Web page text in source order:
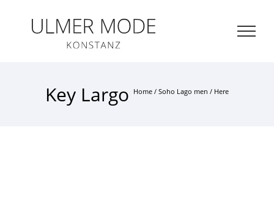
ZUM HAUPTINHALT SPRINGEN
Key Largo Home / Soho Lago men / Here